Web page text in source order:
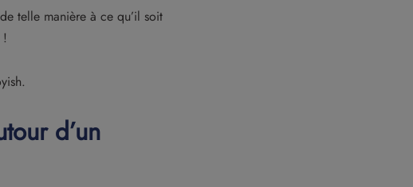
telle manière à ce qu’il soit
d’un